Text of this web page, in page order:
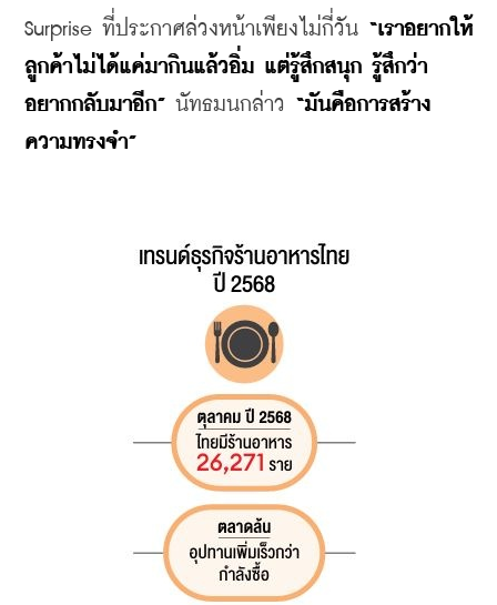
Surprise ที่ประกาศล่วงหน้าเพียงไม่กี่วัน “เราอยากให้
ลูกค้าไม่ได้แค่มากินแล้วอิ่ม แต่รู้สึกสนุก รู้สึกว่า
อยากกลับมาอีก” นัทธมนกล่าว “มันคือการสร้าง
ความทรงจำ”